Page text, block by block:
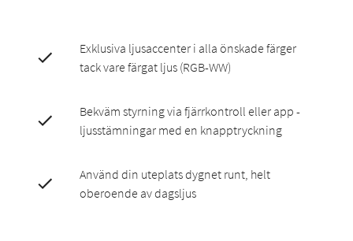
Exklusiva ljusaccenter i alla önskade färger
tack vare färgat ljus (RGB-WW)
Bekväm styrning via fjärrkontroll eller app -
ljusstämningar med en knapptryckning
Använd din uteplats dygnet runt, helt
oberoende av dagsljus